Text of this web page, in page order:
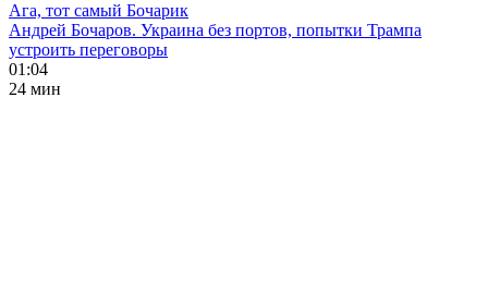
Ага, тот самый Бочарик
Андрей Бочаров. Украина без портов, попытки Трампа
устроить переговоры
01:04
24 мин